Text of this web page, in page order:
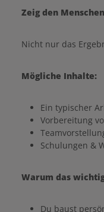
Zeig den
Nicht nur das
Mögliche Inhalte:
Ein typischer
Vorbereitung
Schulungen &
Warum das
Du baust